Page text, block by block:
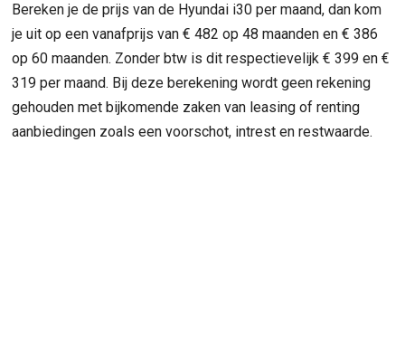
Bereken je de prijs van de Hyundai i30 per maand, dan kom
je uit op een vanafprijs van € 482 op 48 maanden en € 386
op 60 maanden. Zonder btw is dit respectievelijk € 399 en €
319 per maand. Bij deze berekening wordt geen rekening
gehouden met bijkomende zaken van leasing of renting
aanbiedingen zoals een voorschot, intrest en restwaarde.